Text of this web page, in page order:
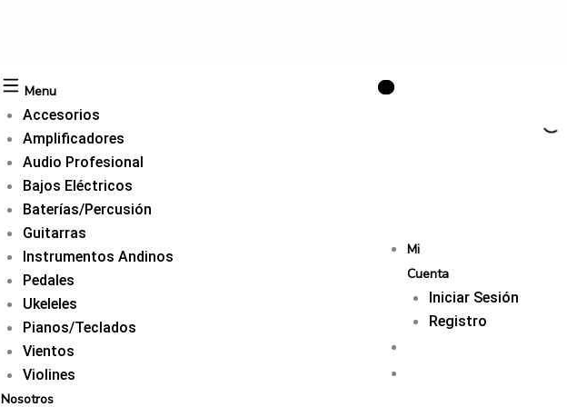
Menu
Accesorios
Amplificadores
Audio Profesional
Bajos Eléctricos
Baterías/Percusión
Guitarras
Instrumentos Andinos
Pedales
Ukeleles
Pianos/Teclados
Vientos
Violines
Nosotros
Mi
Cuenta
Iniciar Sesión
Registro